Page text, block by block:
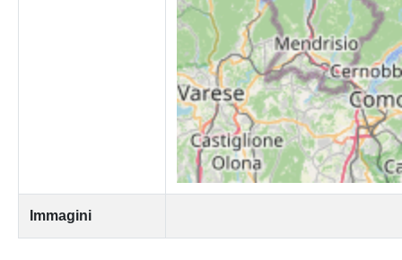
Immagini